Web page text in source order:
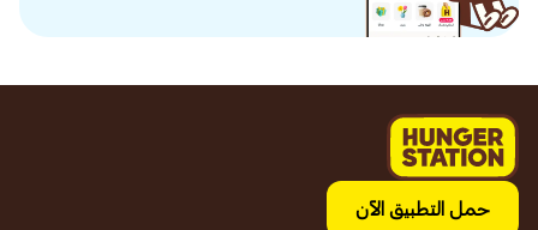
حمل التطبيق الآن